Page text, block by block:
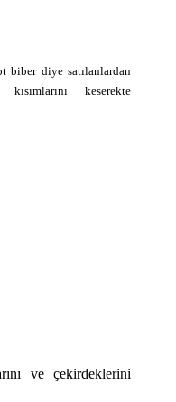
biber diye satılanlardan
keserekte
ve çekirdeklerini